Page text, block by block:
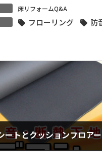
床リフォームQ&A
フローリング 防